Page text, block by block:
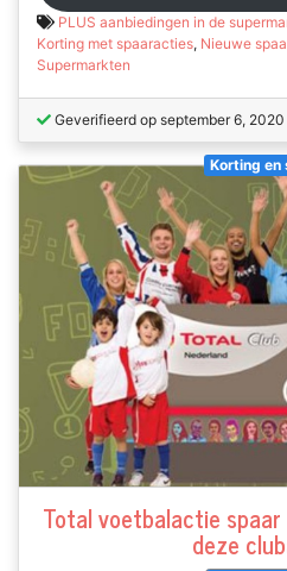
PLUS aanbiedingen in de
Korting met spaaracties, Nieuwe
Supermarkten
Geverifieerd op september 6, 2020
Korting en
Total voetbalactie
deze